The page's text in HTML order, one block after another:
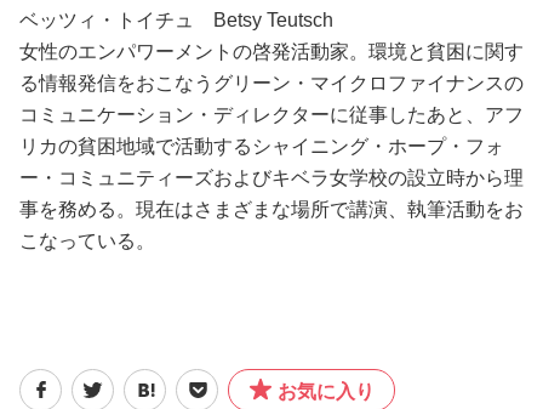
ベッツィ・トイチュ Betsy Teutsch
女性のエンパワーメントの啓発活動家。環境と貧困に関す
る情報発信をおこなうグリーン・マイクロファイナンスの
コミュニケーション・ディレクターに従事したあと、アフ
リカの貧困地域で活動するシャイニング・ホープ・フォ
ー・コミュニティーズおよびキベラ女学校の設立時から理
事を務める。現在はさまざまな場所で講演、執筆活動をお
こなっている。
お気に入り